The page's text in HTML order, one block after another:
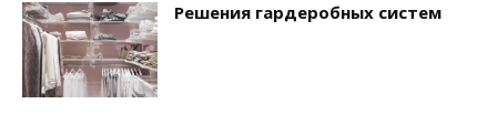
Решения гардеробных систем